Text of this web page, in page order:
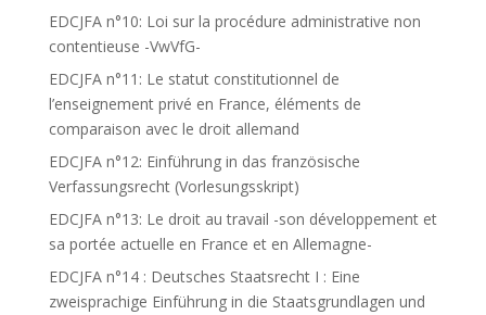
EDCJFA n°10: Loi sur la procédure administrative non
contentieuse -VwVfG-
EDCJFA n°11: Le statut constitutionnel de
l’enseignement privé en France, éléments de
comparaison avec le droit allemand
EDCJFA n°12: Einführung in das französische
Verfassungsrecht (Vorlesungsskript)
EDCJFA n°13: Le droit au travail -son développement et
sa portée actuelle en France et en Allemagne-
EDCJFA n°14 : Deutsches Staatsrecht I : Eine
zweisprachige Einführung in die Staatsgrundlagen und